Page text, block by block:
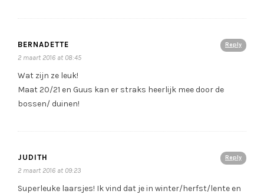
Reply
BERNADETTE
2 maart 2016 at 08:45
Wat zijn ze leuk!
Maat 20/21 en Guus kan er straks heerlijk mee door de
bossen/ duinen!
Reply
JUDITH
2 maart 2016 at 09:23
Superleuke laarsjes! Ik vind dat je in winter/herfst/lente en